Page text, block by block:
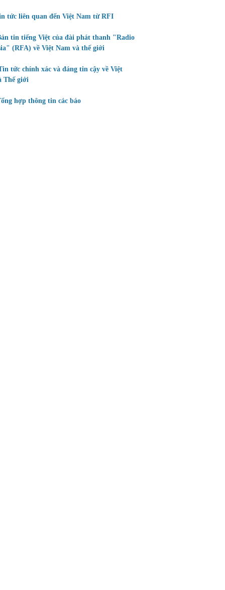
tức liên quan đến Việt Nam từ RFI
tin tiếng Việt của đài phát thanh "Radio
(RFA) về Việt Nam và thế giới
tức chính xác và đáng tin cậy về Việt
Thế giới
hợp thông tin các báo